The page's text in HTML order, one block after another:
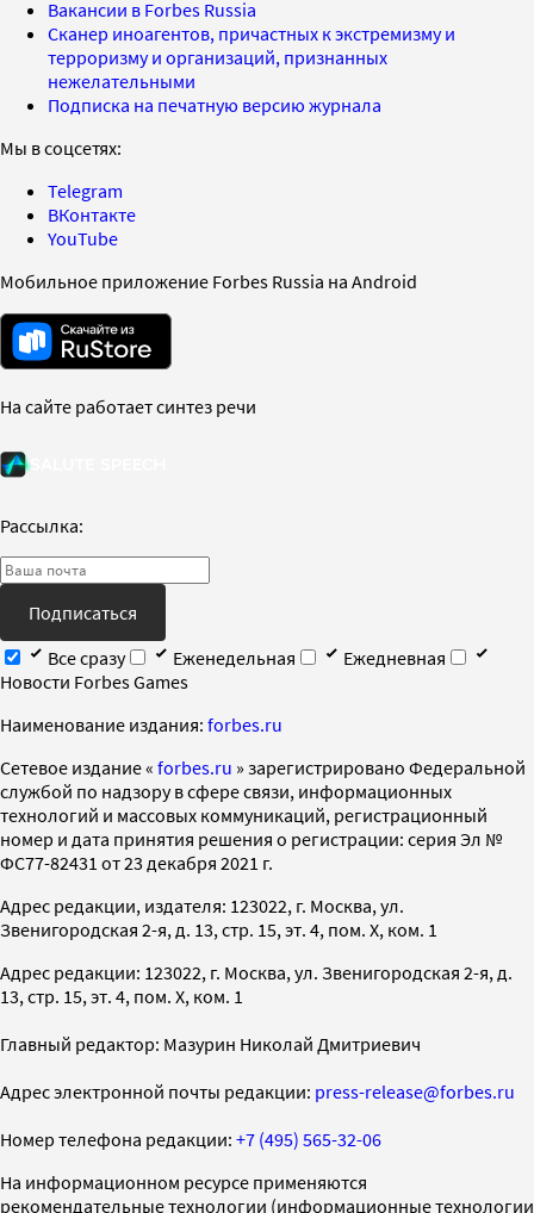
Вакансии в Forbes Russia
Сканер иноагентов, причастных к экстремизму и
терроризму и организаций, признанных
нежелательными
Подписка на печатную версию журнала
Мы в соцсетях:
Telegram
ВКонтакте
YouTube
Мобильное приложение Forbes Russia на Android
На сайте работает синтез речи
Рассылка:
Подписаться
Все сразу
Еженедельная
Ежедневная
Новости Forbes Games
Наименование издания: forbes.ru
Cетевое издание « forbes.ru » зарегистрировано Федеральной
службой по надзору в сфере связи, информационных
технологий и массовых коммуникаций, регистрационный
номер и дата принятия решения о регистрации: серия Эл №
ФС77-82431 от 23 декабря 2021 г.
Адрес редакции, издателя: 123022, г. Москва, ул.
Звенигородская 2-я, д. 13, стр. 15, эт. 4, пом. X, ком. 1
Адрес редакции: 123022, г. Москва, ул. Звенигородская 2-я, д.
13, стр. 15, эт. 4, пом. X, ком. 1
Главный редактор: Мазурин Николай Дмитриевич
Адрес электронной почты редакции: press-release@forbes.ru
Номер телефона редакции: +7 (495) 565-32-06
На информационном ресурсе применяются
рекомендательные технологии (информационные технологии